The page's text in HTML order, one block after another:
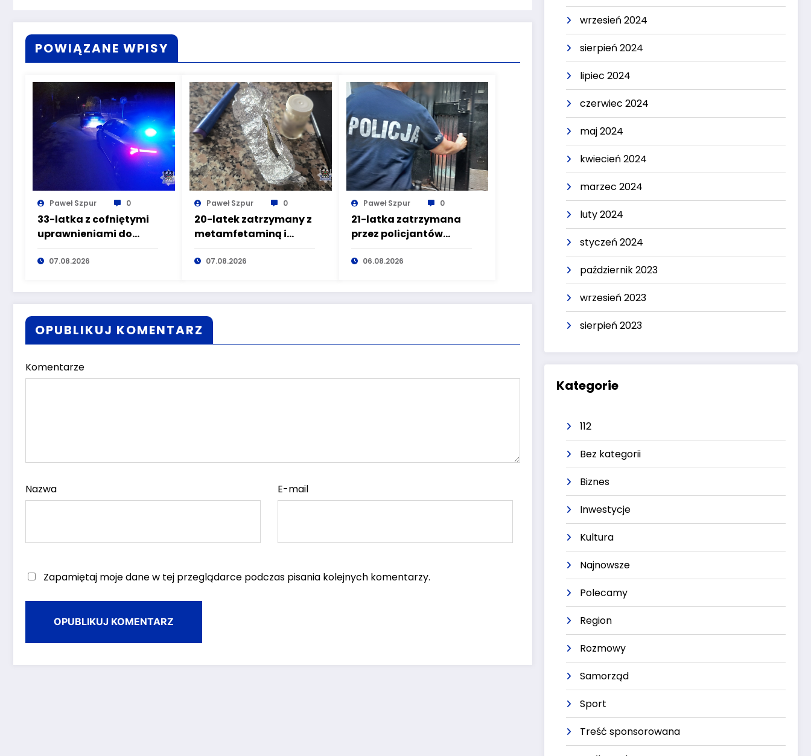
POWIĄZANE WPISY
Paweł Szpur 0
33-latka z cofniętymi
uprawnieniami do
kierowania pojazdami
wyeliminowana z
07.08.2026
Paweł Szpur 0
20-latek zatrzymany z
metamfetaminą i
marihuaną przez
głuszyckich
07.08.2026
Paweł Szpur 0
21-latka zatrzymana
przez policjantów
kryminalnych
pierwszego
kradzieże sklepowe
06.08.2026
OPUBLIKUJ KOMENTARZ
Komentarze
Nazwa E-mail
Zapamiętaj moje dane w tej przeglądarce podczas pisania kolejnych komentarzy.
wrzesień 2024
sierpień 2024
lipiec 2024
czerwiec 2024
maj 2024
kwiecień 2024
marzec 2024
luty 2024
styczeń 2024
październik 2023
wrzesień 2023
sierpień 2023
Kategorie
112
Bez kategorii
Biznes
Inwestycje
Kultura
Najnowsze
Polecamy
Region
Rozmowy
Samorząd
Sport
Treść sponsorowana